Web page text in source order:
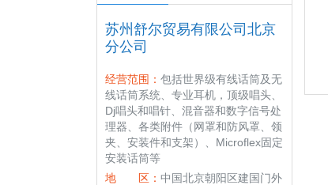
苏州舒尔贸易有限公司北京
分公司
经营范围： 包括世界级有线话筒及无
线话筒系统、专业耳机，顶级唱头、
Dj唱头和唱针、混音器和数字信号处
理器、各类附件（网罩和防风罩、领
夹、安装件和支架）、Microflex固定
安装话筒等
地 区： 中国北京朝阳区建国门外